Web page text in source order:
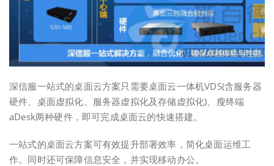
深信服一站式的桌面云方案只需要桌面云一体机VDS(含服务器
硬件、桌面虚拟化、服务器虚拟化及存储虚拟化)、瘦终端
aDesk两种硬件，即可完成桌面云的快速搭建。
一站式的桌面云方案可有效提升部署效率，简化桌面运维工
作。同时还可保障信息安全，并实现移动办公。